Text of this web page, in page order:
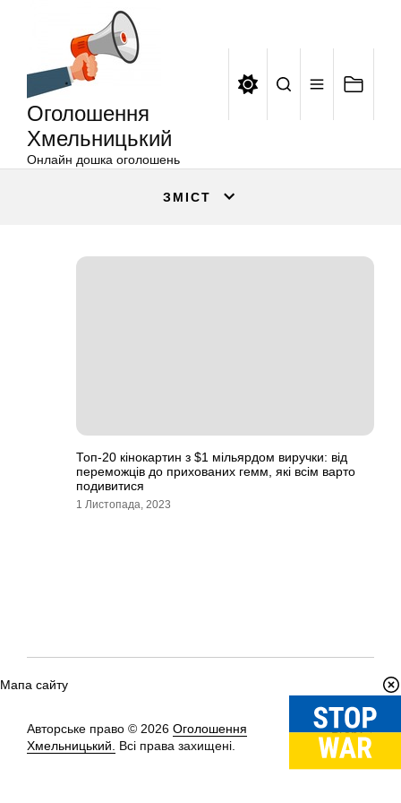
Оголошення
Хмельницький
Онлайн дошка оголошень
ЗМІСТ
Топ-20 кінокартин з $1 мільярдом виручки: від
переможців до прихованих гемм, які всім варто
подивитися
1 Листопада, 2023
Мапа сайту
Авторське право © 2026 Оголошення
Хмельницький.
Всі права захищені.
Вгору